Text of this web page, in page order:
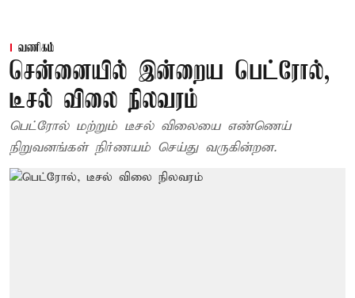
வணிகம்
சென்னையில் இன்றைய பெட்ரோல்,
டீசல் விலை நிலவரம்
பெட்ரோல் மற்றும் டீசல் விலையை எண்ணெய்
நிறுவனங்கள் நிர்ணயம் செய்து வருகின்றன.